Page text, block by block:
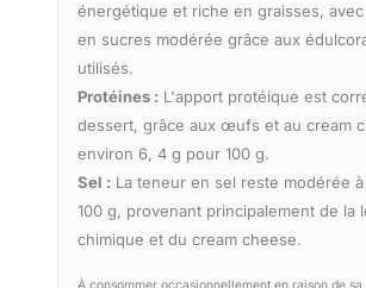
énergétique et riche en graisses,
en sucres modérée grâce aux
utilisés.
Protéines : L'apport protéique est
dessert, grâce aux œufs et au cream
environ 6, 4 g pour 100 g.
Sel : La teneur en sel reste modérée
100 g, provenant principalement de la
chimique et du cream cheese.